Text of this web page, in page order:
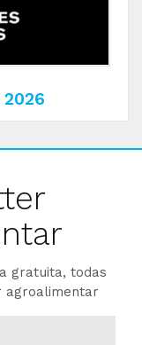
gratuita, todas
agroalimentar